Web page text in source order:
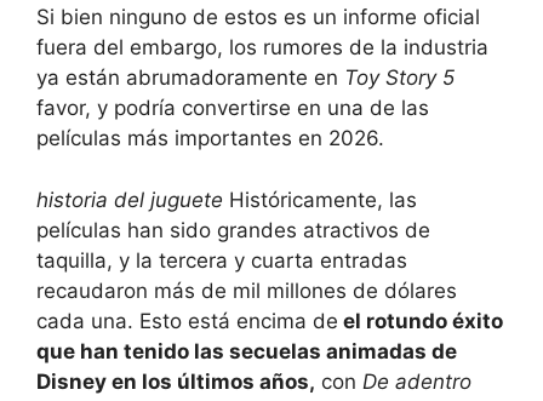
Si bien ninguno de estos es un informe oficial
fuera del embargo, los rumores de la industria
ya están abrumadoramente en Toy Story 5
favor, y podría convertirse en una de las
películas más importantes en 2026.
historia del juguete Históricamente, las
películas han sido grandes atractivos de
taquilla, y la tercera y cuarta entradas
recaudaron más de mil millones de dólares
cada una. Esto está encima de el rotundo éxito
que han tenido las secuelas animadas de
Disney en los últimos años, con De adentro